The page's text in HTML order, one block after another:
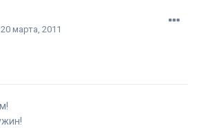
20 марта, 2011